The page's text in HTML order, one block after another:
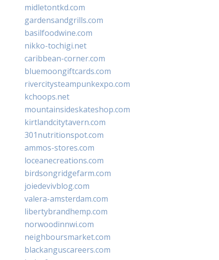
midletontkd.com
gardensandgrills.com
basilfoodwine.com
nikko-tochigi.net
caribbean-corner.com
bluemoongiftcards.com
rivercitysteampunkexpo.com
kchoops.net
mountainsideskateshop.com
kirtlandcitytavern.com
301nutritionspot.com
ammos-stores.com
loceanecreations.com
birdsongridgefarm.com
joiedevivblog.com
valera-amsterdam.com
libertybrandhemp.com
norwoodinnwi.com
neighboursmarket.com
blackanguscareers.com